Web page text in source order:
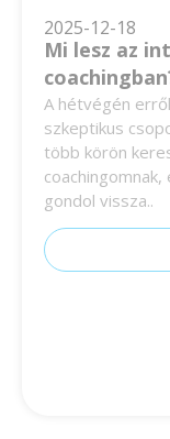
2025-12-18
Mi lesz az
A hétvégén
szkeptikus
több körön
gondol vissza..